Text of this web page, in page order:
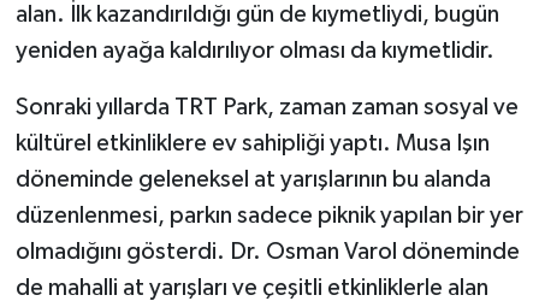
alan. İlk kazandırıldığı gün de kıymetliydi, bugün
yeniden ayağa kaldırılıyor olması da kıymetlidir.
Sonraki yıllarda TRT Park, zaman zaman sosyal ve
kültürel etkinliklere ev sahipliği yaptı. Musa Işın
döneminde geleneksel at yarışlarının bu alanda
düzenlenmesi, parkın sadece piknik yapılan bir yer
olmadığını gösterdi. Dr. Osman Varol döneminde
de mahalli at yarışları ve çeşitli etkinliklerle alan